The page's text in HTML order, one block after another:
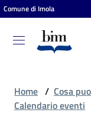
Vai al contenuto
Vai alla navigazione
Vai al footer
Comune di Imola
Biblioteca
comunale
Home / Cosa
Calendario eventi